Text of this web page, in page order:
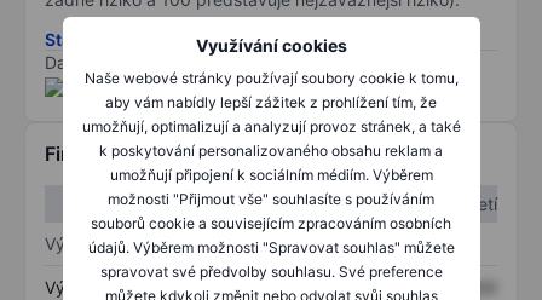
Využívání cookies
Naše webové stránky používají soubory cookie k tomu,
aby vám nabídly lepší zážitek z prohlížení tím, že
umožňují, optimalizují a analyzují provoz stránek, a také
k poskytování personalizovaného obsahu reklam a
umožňují připojení k sociálním médiím. Výběrem
možnosti "Přijmout vše" souhlasíte s používáním
souborů cookie a souvisejícím zpracováním osobních
údajů. Výběrem možnosti "Spravovat souhlas" můžete
spravovat své předvolby souhlasu. Své preference
můžete kdykoli změnit nebo odvolat svůj souhlas
Stáhněte si metodiku rizik ESG
Data poskytnuta od
Finanční informace
1. čtvrtletí
2. čtvrtletí
Výkaz zisku a ztráty
Výnos XXXXXXX XXXXXXX